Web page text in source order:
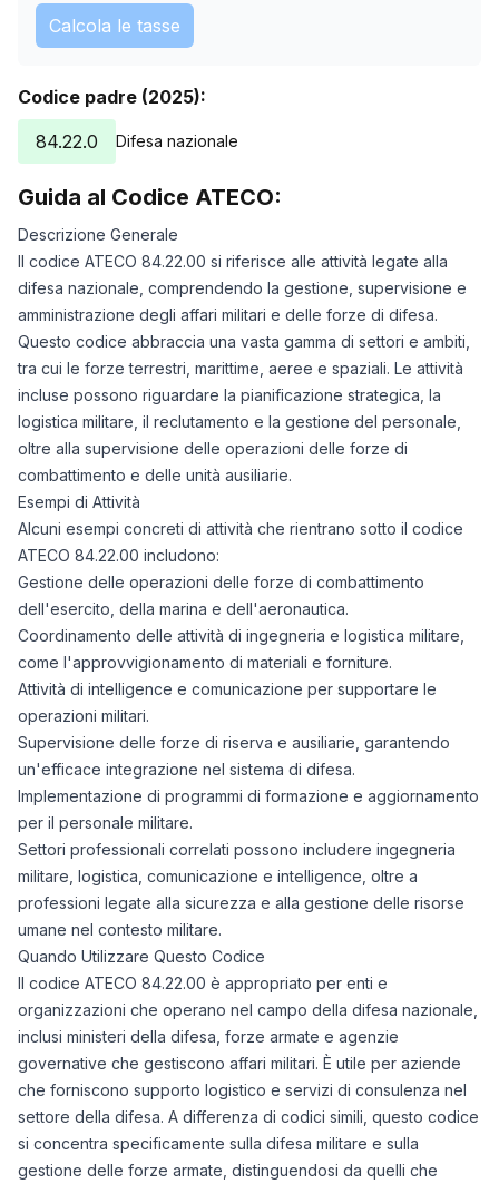
Calcola le tasse
Codice padre (2025):
84.22.0
Difesa nazionale
Guida al Codice ATECO:
Descrizione Generale
Il codice ATECO 84.22.00 si riferisce alle attività legate alla
difesa nazionale, comprendendo la gestione, supervisione e
amministrazione degli affari militari e delle forze di difesa.
Questo codice abbraccia una vasta gamma di settori e ambiti,
tra cui le forze terrestri, marittime, aeree e spaziali. Le attività
incluse possono riguardare la pianificazione strategica, la
logistica militare, il reclutamento e la gestione del personale,
oltre alla supervisione delle operazioni delle forze di
combattimento e delle unità ausiliarie.
Esempi di Attività
Alcuni esempi concreti di attività che rientrano sotto il codice
ATECO 84.22.00 includono:
Gestione delle operazioni delle forze di combattimento
dell'esercito, della marina e dell'aeronautica.
Coordinamento delle attività di ingegneria e logistica militare,
come l'approvvigionamento di materiali e forniture.
Attività di intelligence e comunicazione per supportare le
operazioni militari.
Supervisione delle forze di riserva e ausiliarie, garantendo
un'efficace integrazione nel sistema di difesa.
Implementazione di programmi di formazione e aggiornamento
per il personale militare.
Settori professionali correlati possono includere ingegneria
militare, logistica, comunicazione e intelligence, oltre a
professioni legate alla sicurezza e alla gestione delle risorse
umane nel contesto militare.
Quando Utilizzare Questo Codice
Il codice ATECO 84.22.00 è appropriato per enti e
organizzazioni che operano nel campo della difesa nazionale,
inclusi ministeri della difesa, forze armate e agenzie
governative che gestiscono affari militari. È utile per aziende
che forniscono supporto logistico e servizi di consulenza nel
settore della difesa. A differenza di codici simili, questo codice
si concentra specificamente sulla difesa militare e sulla
gestione delle forze armate, distinguendosi da quelli che